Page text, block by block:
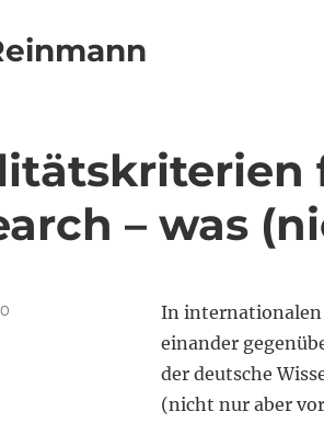
– was
In internationalen
einander
der deutsche
(nicht nur aber